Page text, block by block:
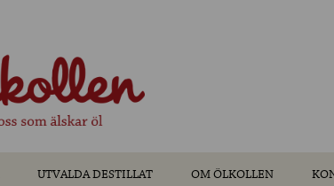
UTVALDA DESTILLAT OM ÖLKOLLEN